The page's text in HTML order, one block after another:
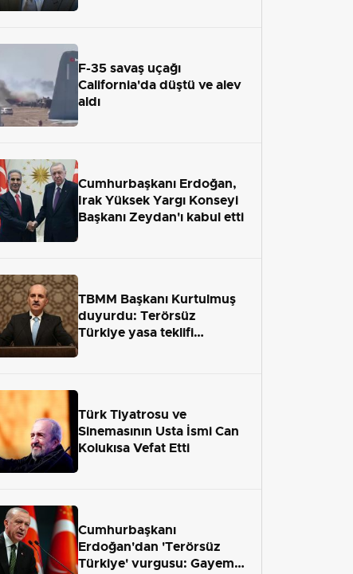
F-35 savaş uçağı
California'da düştü ve alev
aldı
Cumhurbaşkanı Erdoğan,
Irak Yüksek Yargı Konseyi
Başkanı Zeydan'ı kabul etti
TBMM Başkanı Kurtulmuş
duyurdu: Terörsüz
Türkiye yasa teklifi
Türk Tiyatrosu ve
Sinemasının Usta İsmi Can
Kolukısa Vefat Etti
Cumhurbaşkanı
Erdoğan'dan 'Terörsüz
Türkiye' vurgusu: Gayemiz